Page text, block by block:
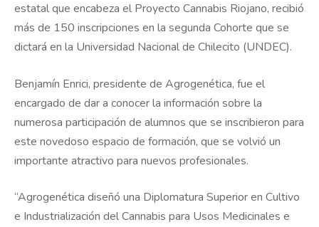
estatal que encabeza el Proyecto Cannabis Riojano, recibió
más de 150 inscripciones en la segunda Cohorte que se
dictará en la Universidad Nacional de Chilecito (UNDEC).
Benjamín Enrici, presidente de Agrogenética, fue el
encargado de dar a conocer la información sobre la
numerosa participación de alumnos que se inscribieron para
este novedoso espacio de formación, que se volvió un
importante atractivo para nuevos profesionales.
“Agrogenética diseñó una Diplomatura Superior en Cultivo
e Industrialización del Cannabis para Usos Medicinales e